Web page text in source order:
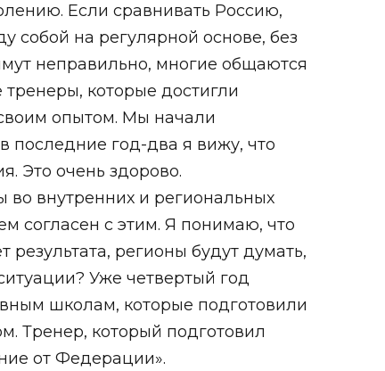
Если сравнивать Россию,
собой на регулярной основе, без
неправильно, многие общаются
которые достигли
опытом. Мы начали
последние год-два я вижу, что
Это очень здорово.
во внутренних и региональных
согласен с этим. Я понимаю, что
регионы будут думать,
Уже четвертый год
школам, которые подготовили
Тренер, который подготовил
от Федерации».